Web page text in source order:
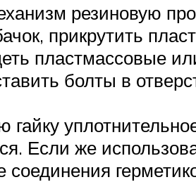
резиновую
прикрутить
пластмассовые
болты в
гайку
Если же
соединения